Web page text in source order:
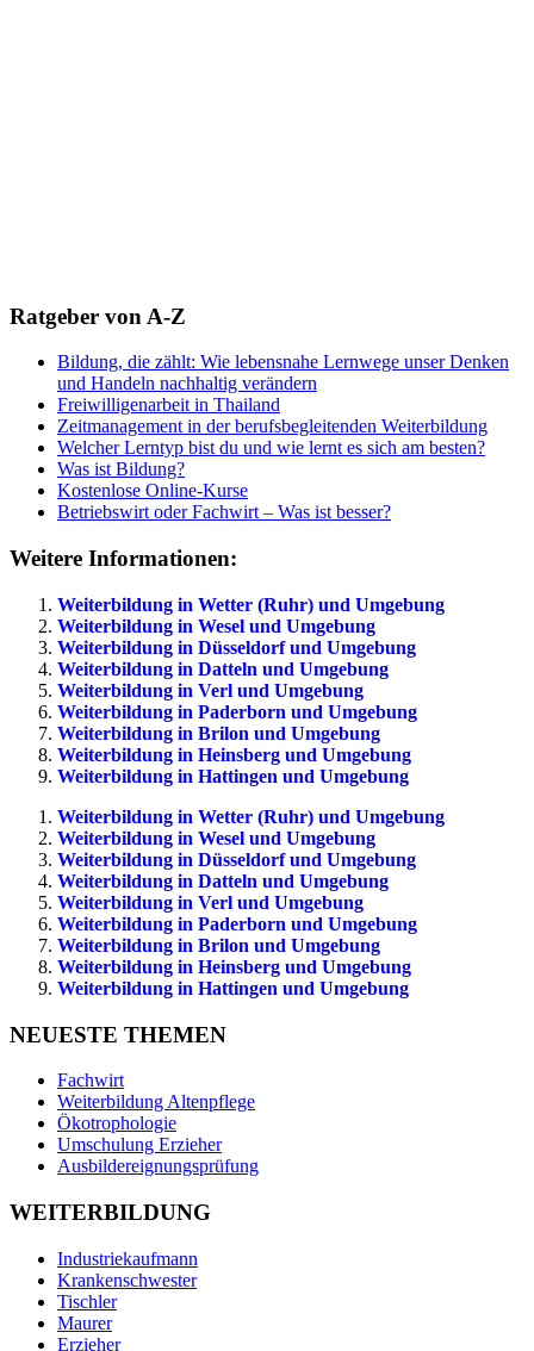
Ratgeber von A-Z
Bildung, die zählt: Wie lebensnahe Lernwege unser Denken
und Handeln nachhaltig verändern
Freiwilligenarbeit in Thailand
Zeitmanagement in der berufsbegleitenden Weiterbildung
Welcher Lerntyp bist du und wie lernt es sich am besten?
Was ist Bildung?
Kostenlose Online-Kurse
Betriebswirt oder Fachwirt – Was ist besser?
Weitere Informationen:
Weiterbildung in Wetter (Ruhr) und Umgebung
Weiterbildung in Wesel und Umgebung
Weiterbildung in Düsseldorf und Umgebung
Weiterbildung in Datteln und Umgebung
Weiterbildung in Verl und Umgebung
Weiterbildung in Paderborn und Umgebung
Weiterbildung in Brilon und Umgebung
Weiterbildung in Heinsberg und Umgebung
Weiterbildung in Hattingen und Umgebung
Weiterbildung in Wetter (Ruhr) und Umgebung
Weiterbildung in Wesel und Umgebung
Weiterbildung in Düsseldorf und Umgebung
Weiterbildung in Datteln und Umgebung
Weiterbildung in Verl und Umgebung
Weiterbildung in Paderborn und Umgebung
Weiterbildung in Brilon und Umgebung
Weiterbildung in Heinsberg und Umgebung
Weiterbildung in Hattingen und Umgebung
NEUESTE THEMEN
Fachwirt
Weiterbildung Altenpflege
Ökotrophologie
Umschulung Erzieher
Ausbildereignungsprüfung
WEITERBILDUNG
Industriekaufmann
Krankenschwester
Tischler
Maurer
Erzieher